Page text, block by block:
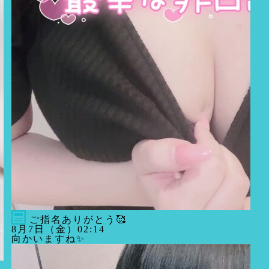
ご指名ありがとう🥰
8月7日（金）02:14
向かいますね✨